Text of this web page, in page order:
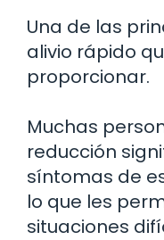
Una de las
alivio rápido
proporcionar.
Muchas
reducción
síntomas de
lo que les
situaciones